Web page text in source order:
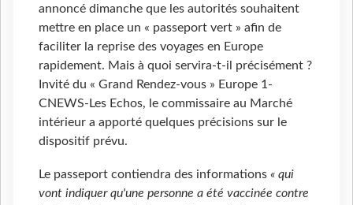
annoncé dimanche que les autorités souhaitent
mettre en place un « passeport vert » afin de
faciliter la reprise des voyages en Europe
rapidement. Mais à quoi servira-t-il précisément ?
Invité du « Grand Rendez-vous » Europe 1-
CNEWS-Les Echos, le commissaire au Marché
intérieur a apporté quelques précisions sur le
dispositif prévu.
Le passeport contiendra des informations « qui
vont indiquer qu'une personne a été vaccinée contre